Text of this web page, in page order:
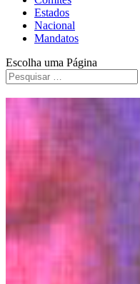
Estados
Nacional
Mandatos
Escolha uma Página